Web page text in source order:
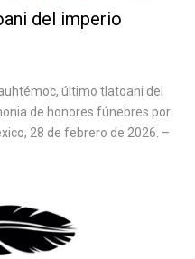
del imperio
último tlatoani del
de honores fúnebres por
28 de febrero de 2026. –